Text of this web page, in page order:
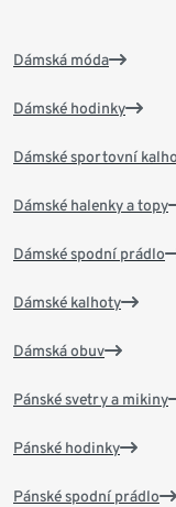
Dámská móda
Dámské hodinky
Dámské sportovní
Dámské halenky a topy
Dámské spodní prádlo
Dámské kalhoty
Dámská obuv
Pánské svetry a mikiny
Pánské hodinky
Pánské spodní prádlo